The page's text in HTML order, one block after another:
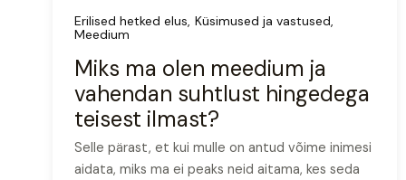
Erilised hetked elus Küsimused ja vastused
Meedium
Miks ma olen meedium ja
vahendan suhtlust hingedega
teisest ilmast?
Selle pärast, et kui mulle on antud võime inimesi
aidata, miks ma ei peaks neid aitama, kes seda